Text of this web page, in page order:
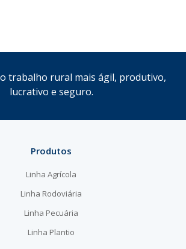
trabalho rural mais ágil, produtivo,
lucrativo e seguro.
Produtos
Linha Agrícola
Linha Rodoviária
Linha Pecuária
Linha Plantio